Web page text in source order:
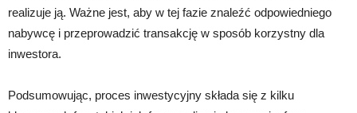
realizuje ją. Ważne jest, aby w tej fazie znaleźć odpowiedniego
nabywcę i przeprowadzić transakcję w sposób korzystny dla
inwestora.
Podsumowując, proces inwestycyjny składa się z kilku